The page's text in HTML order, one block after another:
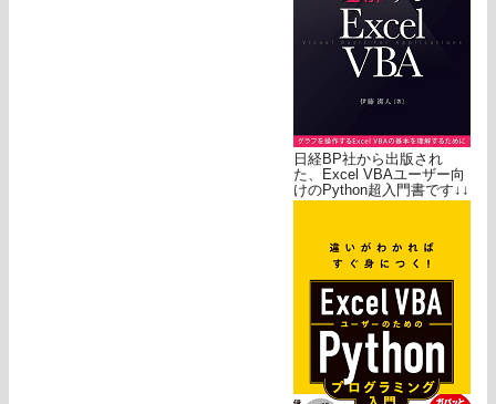
日経BP社から出版され
た、Excel VBAユーザー向
けのPython超入門書です↓↓